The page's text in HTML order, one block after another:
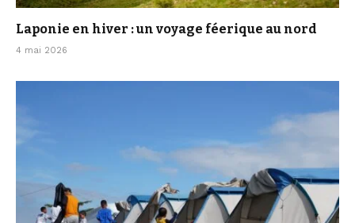
Laponie en hiver : un voyage féerique au nord
4 mai 2026